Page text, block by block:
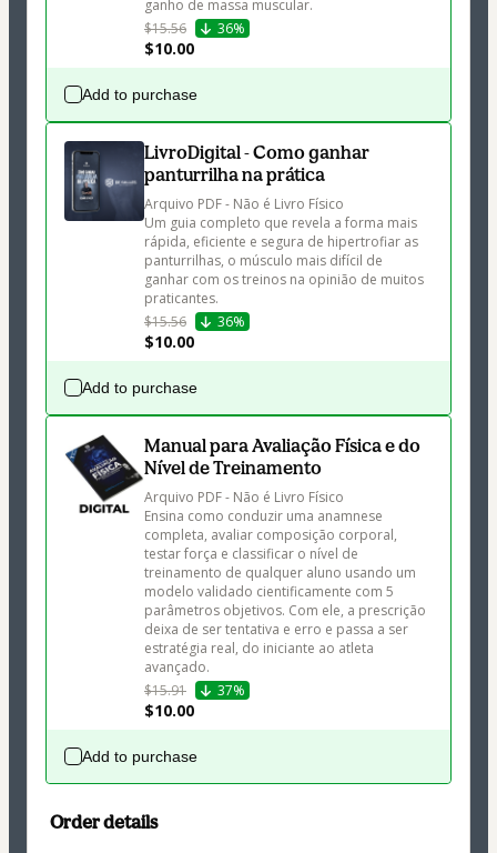
ganho de massa muscular.
$15.56
36%
$10.00
Add to purchase
LivroDigital - Como ganhar
panturrilha na prática
Arquivo PDF - Não é Livro Físico
Um guia completo que revela a forma mais
rápida, eficiente e segura de hipertrofiar as
panturrilhas, o músculo mais difícil de
ganhar com os treinos na opinião de muitos
praticantes.
$15.56
36%
$10.00
Add to purchase
Manual para Avaliação Física e do
Nível de Treinamento
Arquivo PDF - Não é Livro Físico
Ensina como conduzir uma anamnese
completa, avaliar composição corporal,
testar força e classificar o nível de
treinamento de qualquer aluno usando um
modelo validado cientificamente com 5
parâmetros objetivos. Com ele, a prescrição
deixa de ser tentativa e erro e passa a ser
estratégia real, do iniciante ao atleta
avançado.
$15.91
37%
$10.00
Add to purchase
Order details